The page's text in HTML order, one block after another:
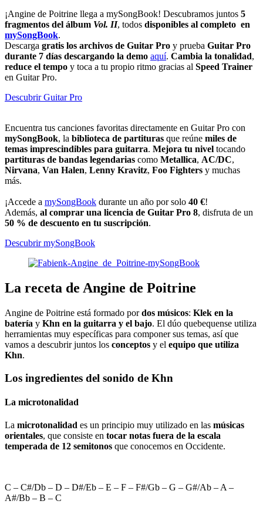
¡Angine de Poitrine llega a mySongBook! Descubramos juntos 5
fragmentos del álbum Vol. II, todos disponibles al completo en
mySongBook.
Descarga gratis los archivos de Guitar Pro y prueba Guitar Pro
durante 7 días descargando la demo aquí. Cambia la tonalidad,
reduce el tempo y toca a tu propio ritmo gracias al Speed Trainer
en Guitar Pro.
Descubrir Guitar Pro
Encuentra tus canciones favoritas directamente en Guitar Pro con
mySongBook, la biblioteca de partituras que reúne miles de
temas imprescindibles para guitarra. Mejora tu nivel tocando
partituras de bandas legendarias como Metallica, AC/DC,
Nirvana, Van Halen, Lenny Kravitz, Foo Fighters y muchas
más.
¡Accede a mySongBook durante un año por solo 40 €!
Además, al comprar una licencia de Guitar Pro 8, disfruta de un
50 % de descuento en tu suscripción.
Descubrir mySongBook
La receta de Angine de Poitrine
Angine de Poitrine está formado pordos músicos: Klek en la
batería y Khn en la guitarra y el bajo. El dúo quebequense utiliza
herramientas muy específicas para componer sus temas, así que
vamos a descubrir juntos los conceptos y el equipo que utiliza
Khn.
Los ingredientes del sonido de Khn
La microtonalidad
La microtonalidad es un principio muy utilizado en las músicas
orientales, que consiste en tocar notas fuera de la escala
temperada de 12 semitonos que conocemos en Occidente.
C – C#/Db – D – D#/Eb – E – F – F#/Gb – G – G#/Ab – A –
A#/Bb – B – C